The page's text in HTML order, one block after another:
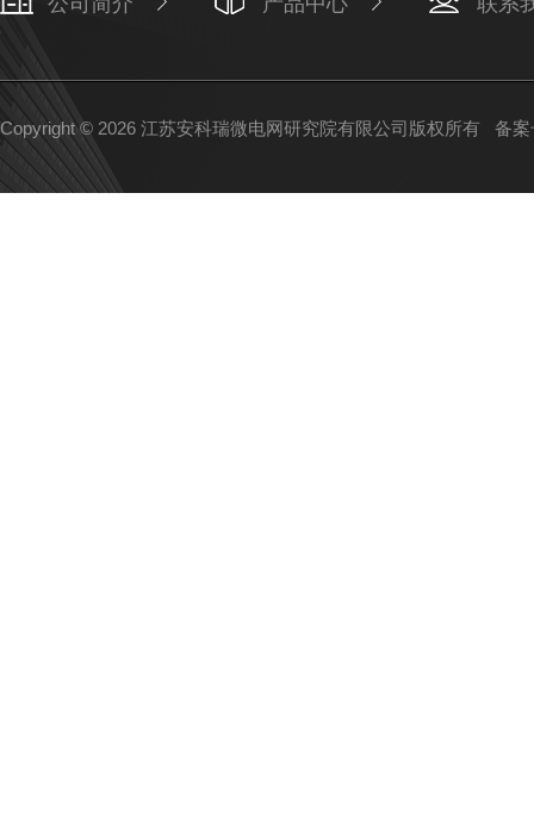
Copyright © 2026 江苏安科瑞微电网研究院有限公司版权所有 备案